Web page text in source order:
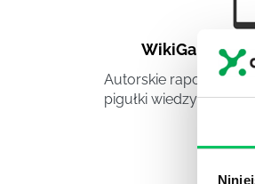
WikiGamma ,
Autorskie raporty,
pigułki wiedzy.